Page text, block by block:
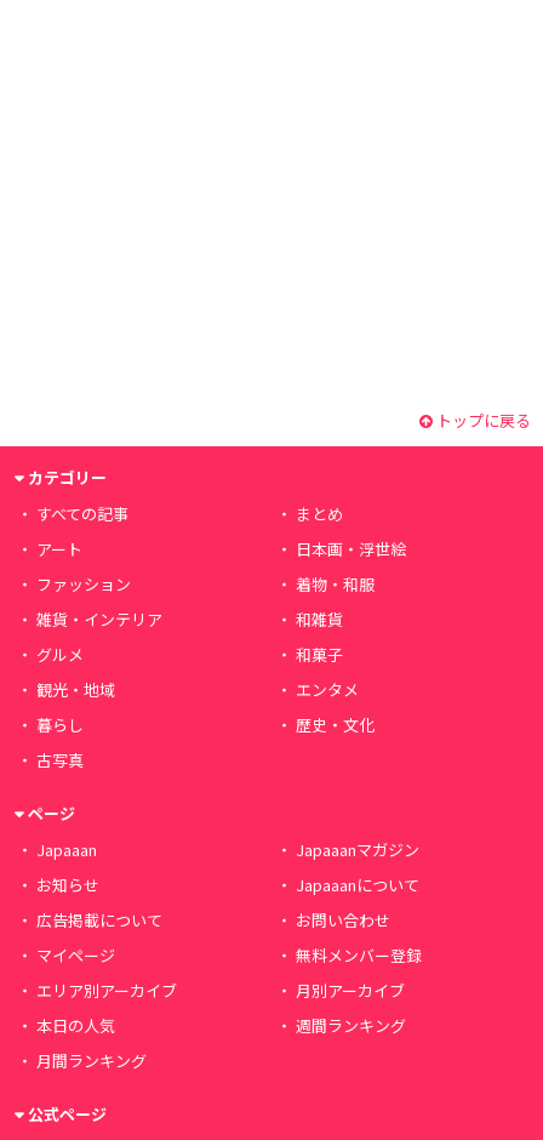
トップに戻る
カテゴリー
すべての記事
まとめ
アート
日本画・浮世絵
ファッション
着物・和服
雑貨・インテリア
和雑貨
グルメ
和菓子
観光・地域
エンタメ
暮らし
歴史・文化
古写真
ページ
Japaaan
Japaaanマガジン
お知らせ
Japaaanについて
広告掲載について
お問い合わせ
マイページ
無料メンバー登録
エリア別アーカイブ
月別アーカイブ
本日の人気
週間ランキング
月間ランキング
公式ページ